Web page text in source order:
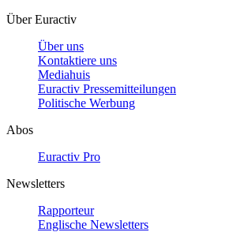
Über Euractiv
Über uns
Kontaktiere uns
Mediahuis
Euractiv Pressemitteilungen
Politische Werbung
Abos
Euractiv Pro
Newsletters
Rapporteur
Englische Newsletters